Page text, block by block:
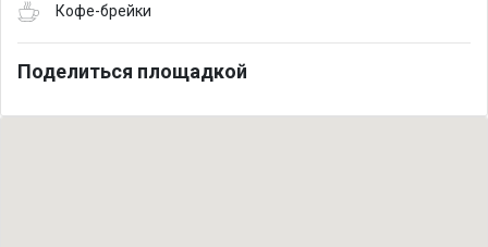
Кофе-брейки
Поделиться площадкой